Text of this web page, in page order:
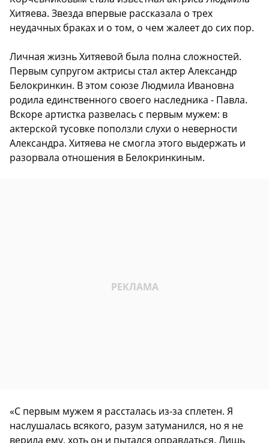
Хитяева. Звезда впервые рассказала о трех
неудачных браках и о том, о чем жалеет до сих пор.
Личная жизнь Хитяевой была полна сложностей.
Первым супругом актрисы стал актер Александр
Белокринкин. В этом союзе Людмила Ивановна
родила единственного своего наследника - Павла.
Вскоре артистка развелась с первым мужем: в
актерской тусовке поползли слухи о неверности
Александра. Хитяева не смогла этого выдержать и
разорвала отношения в Белокринкиным.
«С первым мужем я рассталась из-за сплетен. Я
наслушалась всякого, разум затуманился, но я не
верила ему, хоть он и пытался оправдаться. Лишь